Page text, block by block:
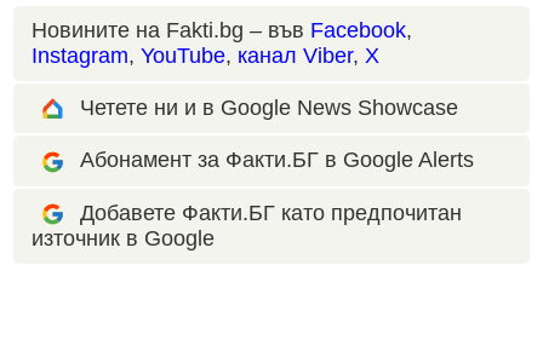
Новините на Fakti.bg – във Facebook,
Instagram, YouTube, канал Viber, X
Четете ни и в Google News Showcase
Абонамент за Факти.БГ в Google Alerts
Добавете Факти.БГ като предпочитан
източник в Google